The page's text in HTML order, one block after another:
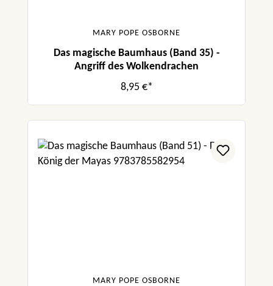
MARY POPE OSBORNE
Das magische Baumhaus (Band 35) -
Angriff des Wolkendrachen
8,95 €*
MARY POPE OSBORNE